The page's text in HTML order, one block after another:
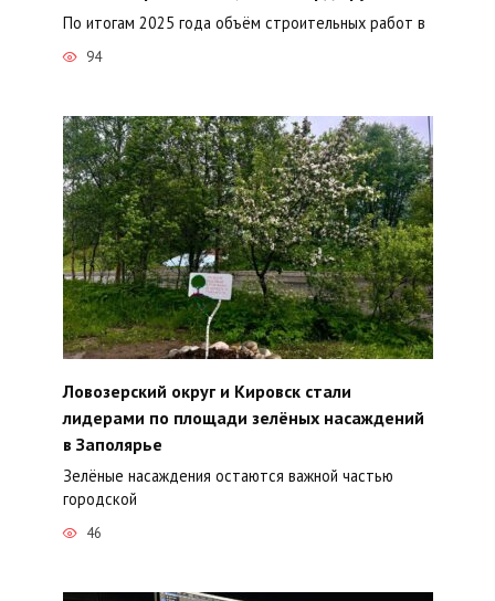
По итогам 2025 года объём строительных работ в
94
Ловозерский округ и Кировск стали
лидерами по площади зелёных насаждений
в Заполярье
Зелёные насаждения остаются важной частью
городской
46